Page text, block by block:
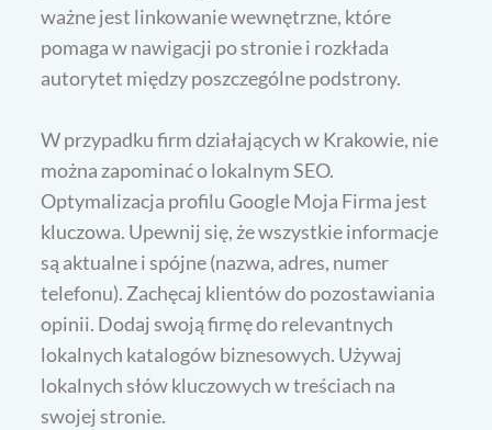
ważne jest linkowanie wewnętrzne, które
pomaga w nawigacji po stronie i rozkłada
autorytet między poszczególne podstrony.
W przypadku firm działających w Krakowie, nie
można zapominać o lokalnym SEO.
Optymalizacja profilu Google Moja Firma jest
kluczowa. Upewnij się, że wszystkie informacje
są aktualne i spójne (nazwa, adres, numer
telefonu). Zachęcaj klientów do pozostawiania
opinii. Dodaj swoją firmę do relevantnych
lokalnych katalogów biznesowych. Używaj
lokalnych słów kluczowych w treściach na
swojej stronie.